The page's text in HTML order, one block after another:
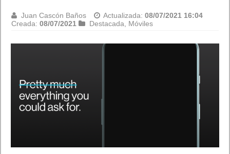
Juan Cascón Baños Actualizada:08/07/2021 16:04
Creada:08/07/2021 Destacada Móviles